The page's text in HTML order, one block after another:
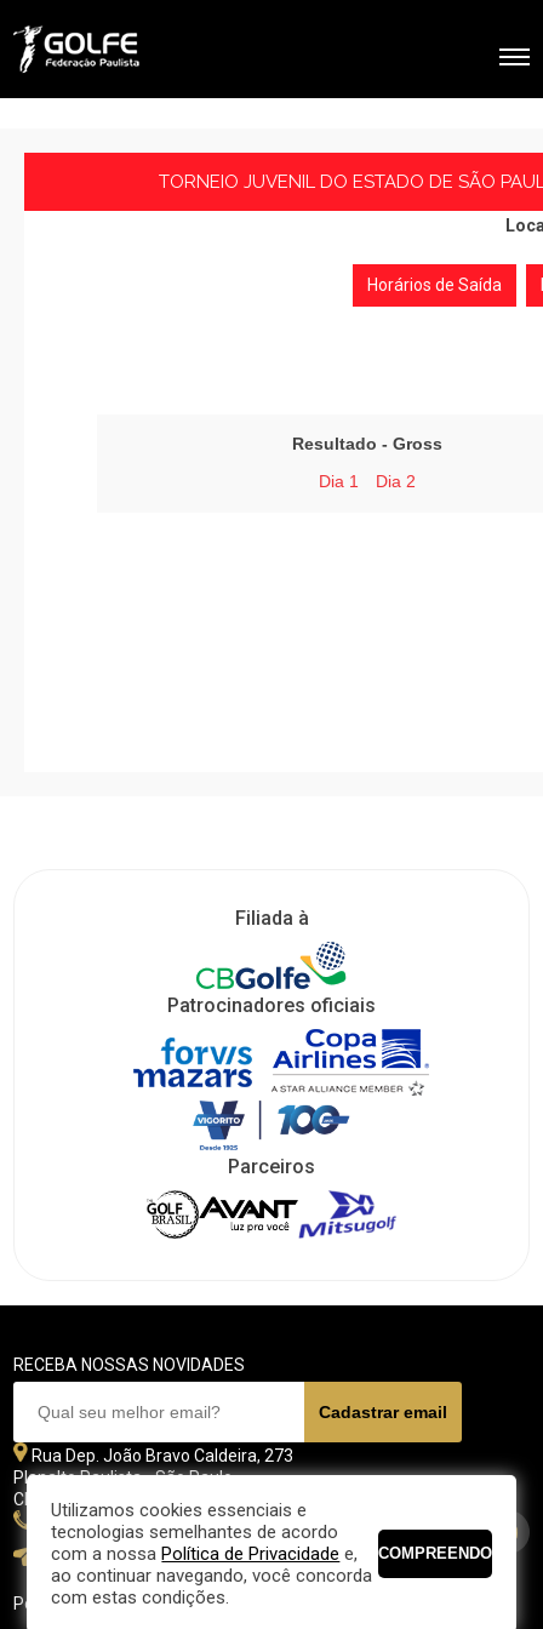
TORNEIO JUVENIL DO ESTADO DE SÃO
Horários de Saída
Filiada à
Patrocinadores oficiais
Parceiros
RECEBA NOSSAS NOVIDADES
Rua Dep. João Bravo Caldeira, 273
Planalto Paulista - São Paulo
CEP 04071 - 045
11 5070-4700
fpgolfe@fpgolfe.com.br
Política de privacidade
Utilizamos cookies essenciais e
tecnologias semelhantes de acordo
com a nossaPolítica de Privacidade e,
ao continuar navegando, você concorda
com estas condições.